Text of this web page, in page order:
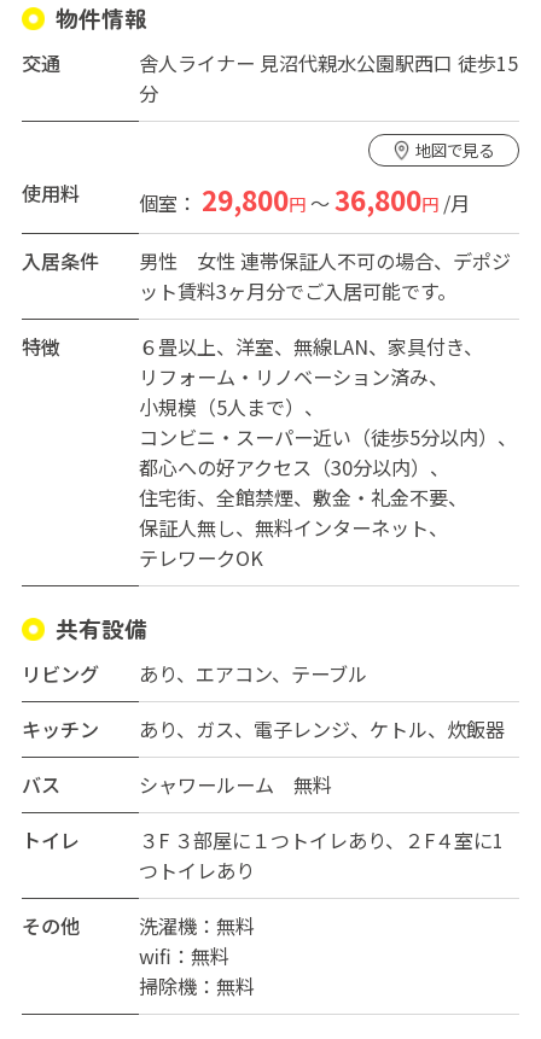
6畳の広い鍵付き個室・少人数で静か・コスパ抜群の格安
シェアハウスです。
さらに、ドラッグストア1分・コンビニ2分・スーパー7分
と、
徒歩だけで生活が完結する快適な住環境です。
【GROOVE東京】3つの魅力
1｜バスが豊富で都心に出やすい
・川口行：徒歩2分
・赤羽行：徒歩5分
・竹ノ塚行：徒歩7分（日比谷線直通）
→ 複数ルートで通勤がしやすい地域です。
2｜コスパ抜群（6畳の広い個室）
・広めの6畳・鍵付き個室
・光熱費は実費制で無駄なし
・シャワー／洗濯機／WiFiは無料
・高額な保険料はハウス側が負担
3｜生活しやすい住環境（徒歩で完結）
・ドラッグストアセキ：1分
・セブンイレブン：2分
・ファミマ：5分
・Big-A：7分
・あっちゃん弁当：2分
※始発駅のため、朝は座って通勤できます。
バス便◎・広さ◎・コスパ◎の希少物件ですので、お早
めのお問い合わせをおすすめします。
物件情報
交通
舎人ライナー 見沼代親水公園駅西口 徒歩15
分
地図で見る
使用料 個室： 29,800円～36,800円/月
入居条件
男性 女性連帯保証人不可の場合、デポジ
ット賃料3ヶ月分でご入居可能です。
特徴
６畳以上 洋室 無線LAN
家具付き
リフォーム・リノベーション済み
小規模（5人まで）
コンビニ・スーパー近い（徒歩5分以内）
都心への好アクセス（30分以内）
住宅街
全館禁煙
敷金・礼金不要
保証人無し
無料インターネット
テレワークOK
共有設備
リビング
あり、エアコン、テーブル
キッチン
あり、ガス、電子レンジ、ケトル、炊飯器
バス
シャワールーム 無料
トイレ
３F ３部屋に１つトイレあり、２F４室に1
つトイレあり
その他
洗濯機：無料
wifi：無料
掃除機：無料